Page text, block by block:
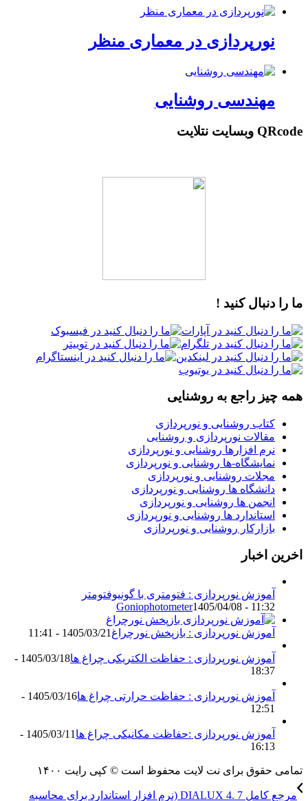
نورپردازی در معماری منظر
م‍ه‍ن‍دس‍ی‌ روش‍ن‍ای‍ی
QRcode وبسایت نتلایت
ما را دنبال کنید !
همه چیز راجع به روشنایی
کتاب روشنایی و نورپردازی
مقالات نورپردازی و روشنایی
نرم افزارها روشنایی و نورپردازی
نمایشگاه-ها روشنایی و نورپردازی
مجلات روشنایی و نورپردازی
دانشگاه ها روشنایی و نورپردازی
انجمن ها روشنایی و نورپردازی
استاندارد ها روشنایی و نورپردازی
بازارکار روشنایی و نورپردازی
اخرین اخبار
آموزش نورپردازی : فتومتری با گونیوفتومتر
Goniophotometer1405/04/08 - 11:32
آموزش نورپردازی : بازپخش نورچراغ 1405/03/21 - 11:41
آموزش نورپردازی : حفاظت الکتریکی چراغ ها
1405/03/18 -
18:37
آموزش نورپردازی : حفاظت حرارتی چراغ ها
1405/03/16 -
12:51
آموزش نورپردازی :حفاظت مکانیکی چراغ ها
1405/03/11 -
16:13
تمامی حقوق برای نت لایت محفوظ است © کپی رایت ۱۴۰۰
مرجع کامل DIALUX 4. 7 (نرم افزار استاندارد برای محاسبه